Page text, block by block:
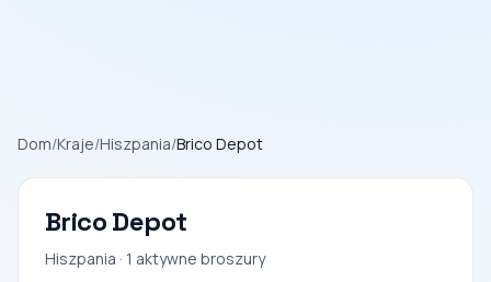
Dom/Kraje/Hiszpania/Brico Depot
Brico Depot
Hiszpania · 1 aktywne broszury